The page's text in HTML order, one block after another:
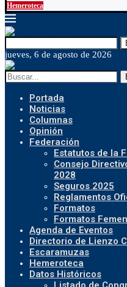
Hemeroteca
jueves, 6 de agosto de 2026
Portada
Noticias
Columnas
Opinión
Federación
Estatutos de la
Consejo
2028
Seguros 2025
Reglamentos
Formatos
Formatos
Agenda de Eventos
Directorio de Lienzo
Escaramuzas
Hemeroteca
Datos Históricos